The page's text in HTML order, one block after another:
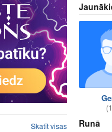
Skatīt visas Runā